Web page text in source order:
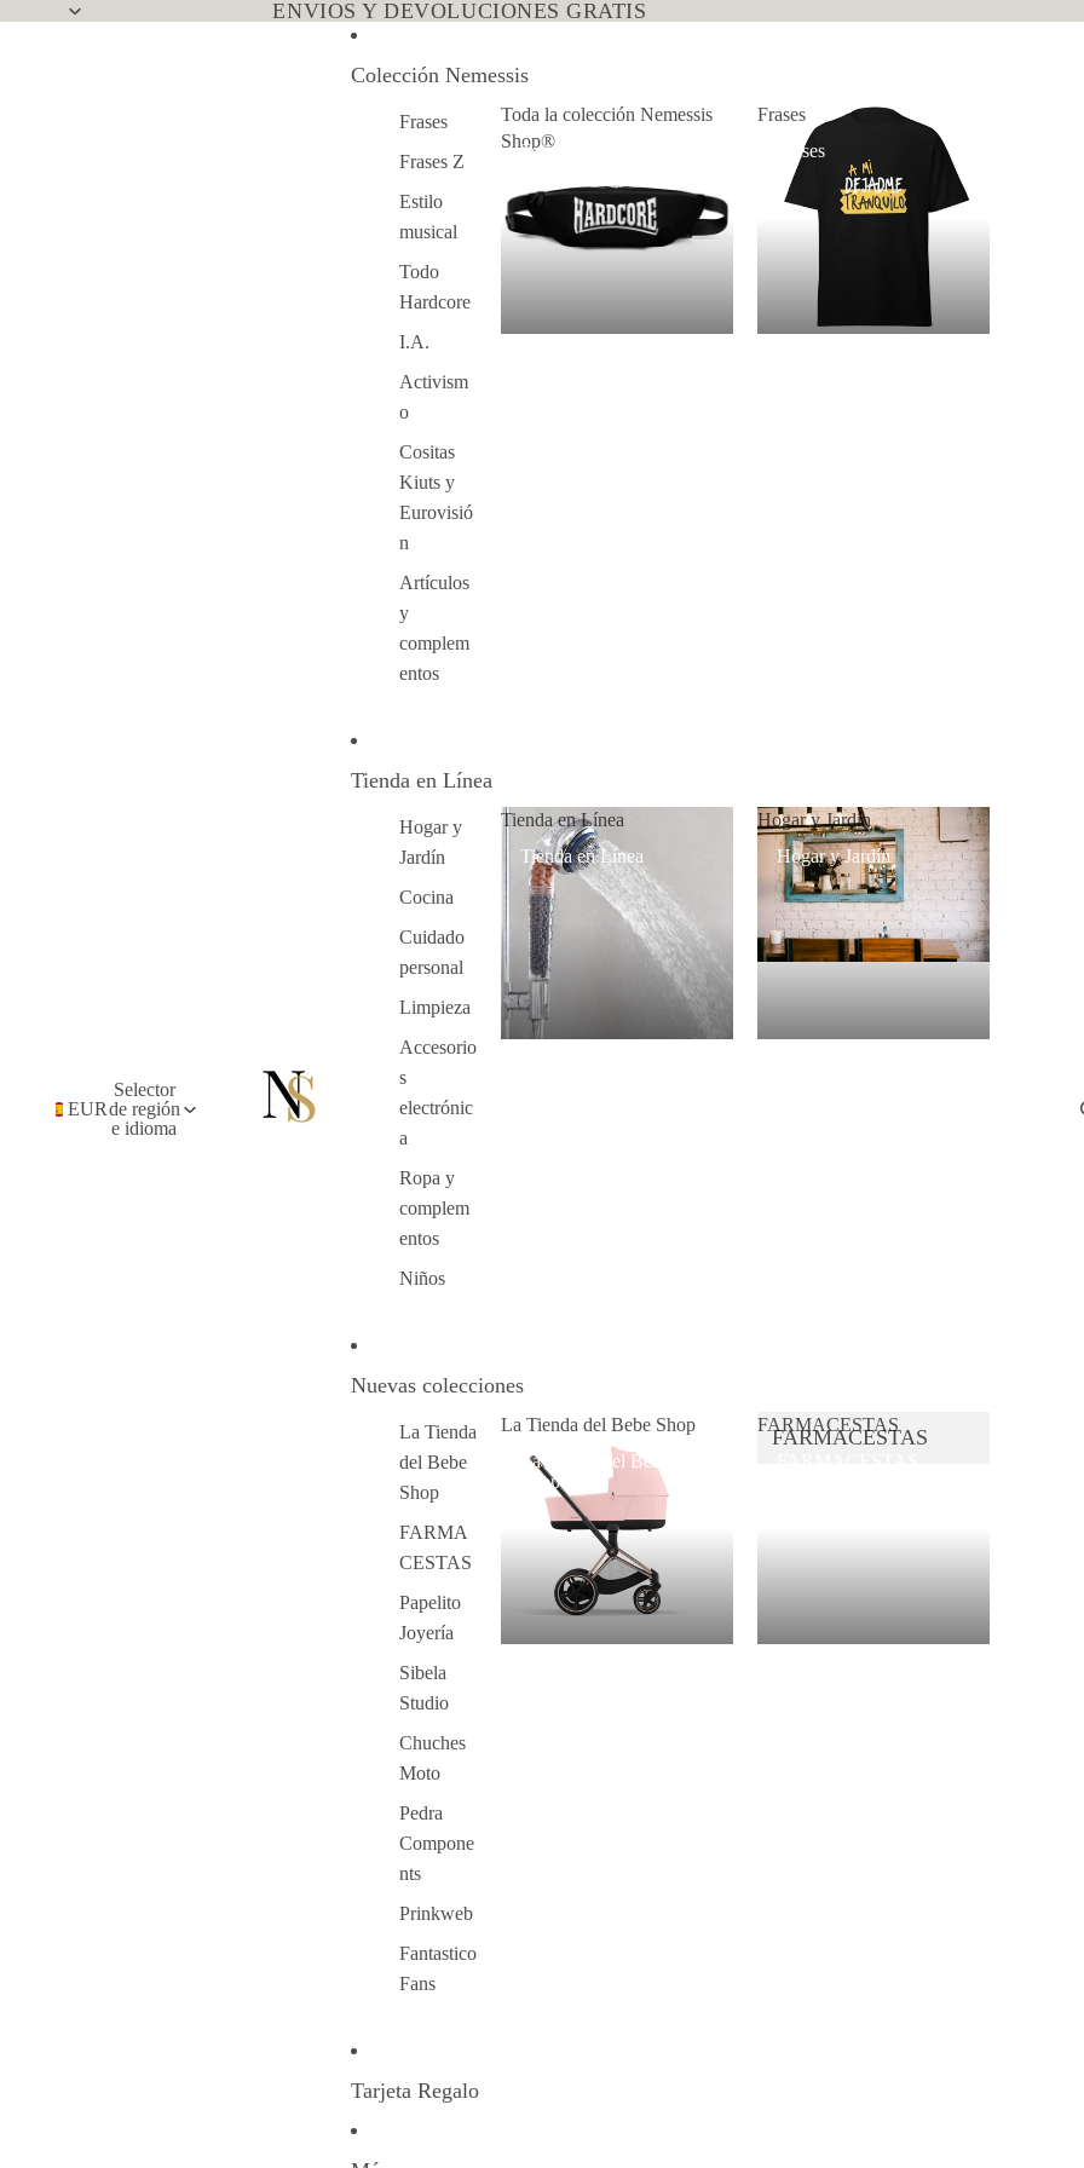
ENVIOS Y DEVOLUCIONES GRATIS
EUR
Selector
de región
e idioma
Colección Nemessis
Frases
Frases Z
Estilo
musical
Todo
Hardcore
I.A.
Activism
o
Cositas
Kiuts y
Eurovisió
n
Artículos
y
complem
entos
Toda la colección Nemessis
Shop®
Toda la colección
Frases
Frases
Tienda en Línea
Hogar y
Jardín
Cocina
Cuidado
personal
Limpieza
Accesorio
s
electrónic
a
Ropa y
complem
entos
Niños
Tienda en Línea
Tienda en Línea
Hogar y Jardín
Hogar y Jardín
Nuevas colecciones
La Tienda
del Bebe
Shop
FARMA
CESTAS
Papelito
Joyería
Sibela
Studio
Chuches
Moto
Pedra
Compone
nts
Prinkweb
Fantastico
Fans
La Tienda del Bebe Shop
La Tienda del Bebe
Shop
FARMACESTAS
FARMACESTAS
Tarjeta Regalo